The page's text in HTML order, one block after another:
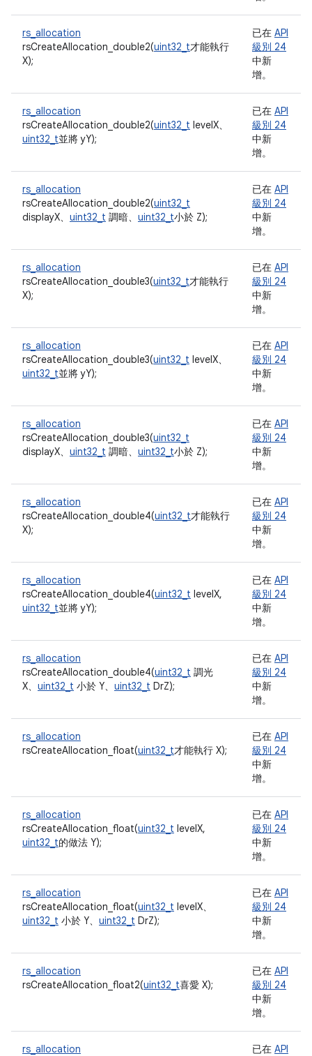
rs_allocation
rsCreateAllocation_double2(uint32_t才能執行
X);
已在 API
級別 24
中新
增。
rs_allocation
rsCreateAllocation_double2(uint32_t levelX、
uint32_t並將 yY);
已在 API
級別 24
中新
增。
rs_allocation
rsCreateAllocation_double2(uint32_t
displayX、 uint32_t 調暗、 uint32_t小於 Z);
已在 API
級別 24
中新
增。
rs_allocation
rsCreateAllocation_double3(uint32_t才能執行
X);
已在 API
級別 24
中新
增。
rs_allocation
rsCreateAllocation_double3(uint32_t levelX、
uint32_t並將 yY);
已在 API
級別 24
中新
增。
rs_allocation
rsCreateAllocation_double3(uint32_t
displayX、 uint32_t 調暗、 uint32_t小於 Z);
已在 API
級別 24
中新
增。
rs_allocation
rsCreateAllocation_double4(uint32_t才能執行
X);
已在 API
級別 24
中新
增。
rs_allocation
rsCreateAllocation_double4(uint32_t levelX,
uint32_t並將 yY);
已在 API
級別 24
中新
增。
rs_allocation
rsCreateAllocation_double4(uint32_t 調光
X、 uint32_t 小於 Y、 uint32_t DrZ);
已在 API
級別 24
中新
增。
rs_allocation
rsCreateAllocation_float(uint32_t才能執行 X);
已在 API
級別 24
中新
增。
rs_allocation
rsCreateAllocation_float(uint32_t levelX,
uint32_t的做法 Y);
已在 API
級別 24
中新
增。
rs_allocation
rsCreateAllocation_float(uint32_t levelX、
uint32_t 小於 Y、 uint32_t DrZ);
已在 API
級別 24
中新
增。
rs_allocation
rsCreateAllocation_float2(uint32_t喜愛 X);
已在 API
級別 24
中新
增。
rs_allocation
已在 API